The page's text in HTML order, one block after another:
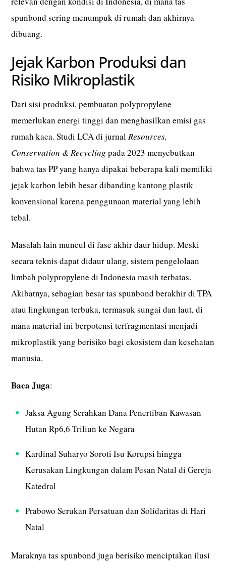
spunbond sering menumpuk di rumah dan akhirnya
dibuang.
Jejak Karbon Produksi dan
Risiko Mikroplastik
Dari sisi produksi, pembuatan polypropylene
memerlukan energi tinggi dan menghasilkan emisi gas
rumah kaca. Studi LCA di jurnalResources,
Conservation & Recycling pada 2023 menyebutkan
bahwa tas PP yang hanya dipakai beberapa kali memiliki
jejak karbon lebih besar dibanding kantong plastik
konvensional karena penggunaan material yang lebih
tebal.
Masalah lain muncul di fase akhir daur hidup. Meski
secara teknis dapat didaur ulang, sistem pengelolaan
limbah polypropylene di Indonesia masih terbatas.
Akibatnya, sebagian besar tas spunbond berakhir di TPA
atau lingkungan terbuka, termasuk sungai dan laut, di
mana material ini berpotensi terfragmentasi menjadi
mikroplastik yang berisiko bagi ekosistem dan kesehatan
manusia.
Baca Juga:
Jaksa Agung Serahkan Dana Penertiban Kawasan
Hutan Rp6,6 Triliun ke Negara
Kardinal Suharyo Soroti Isu Korupsi hingga
Kerusakan Lingkungan dalam Pesan Natal di Gereja
Katedral
Prabowo Serukan Persatuan dan Solidaritas di Hari
Natal
Maraknya tas spunbond juga berisiko menciptakan ilusi